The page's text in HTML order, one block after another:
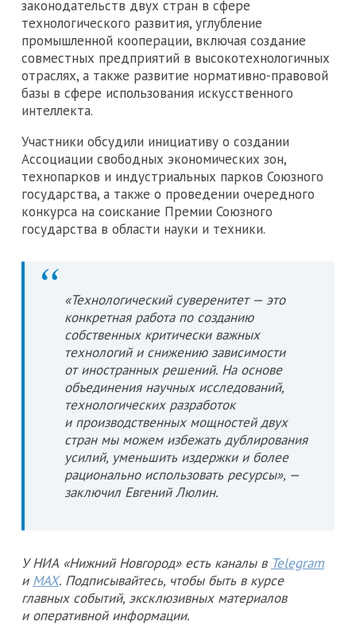
законодательств двух стран в сфере
технологического развития, углубление
промышленной кооперации, включая создание
совместных предприятий в высокотехнологичных
отраслях, а также развитие нормативно-правовой
базы в сфере использования искусственного
интеллекта.
Участники обсудили инициативу о создании
Ассоциации свободных экономических зон,
технопарков и индустриальных парков Союзного
государства, а также о проведении очередного
конкурса на соискание Премии Союзного
государства в области науки и техники.
«Технологический суверенитет — это
конкретная работа по созданию
собственных критически важных
технологий и снижению зависимости
от иностранных решений. На основе
объединения научных исследований,
технологических разработок
и производственных мощностей двух
стран мы можем избежать дублирования
усилий, уменьшить издержки и более
рационально использовать ресурсы», —
заключил Евгений Люлин.
У НИА «Нижний Новгород» есть каналы в Telegram
и MAX. Подписывайтесь, чтобы быть в курсе
главных событий, эксклюзивных материалов
и оперативной информации.